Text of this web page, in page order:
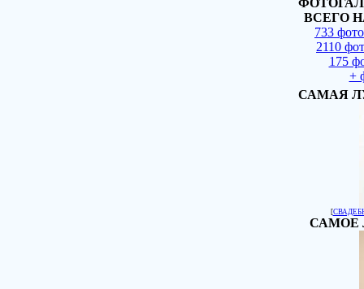
ВСЕГО
733
2110
175
+
САМАЯ
[
САМОЕ